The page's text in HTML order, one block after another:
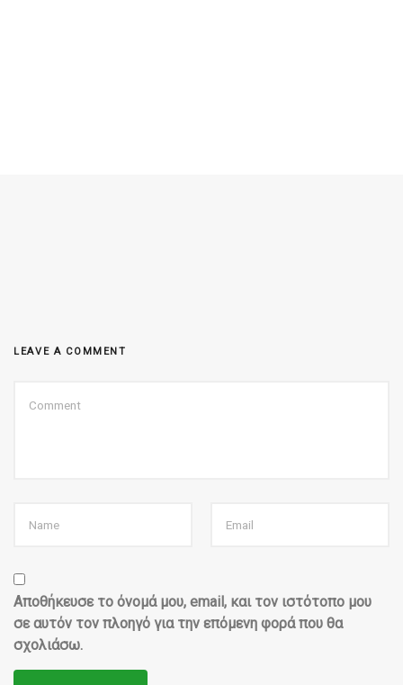
LEAVE A COMMENT
Αποθήκευσε το όνομά μου, email, και τον ιστότοπο μου
σε αυτόν τον πλοηγό για την επόμενη φορά που θα
σχολιάσω.